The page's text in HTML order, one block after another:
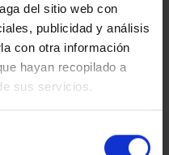
del sitio web con
publicidad y análisis
con otra información
hayan recopilado a
sus servicios.